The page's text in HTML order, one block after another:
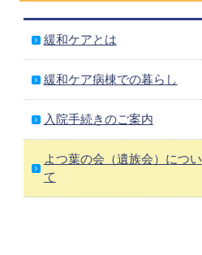
緩和ケアとは
緩和ケア病棟での暮らし
入院手続きのご案内
よつ葉の会（遺族会）につい
て